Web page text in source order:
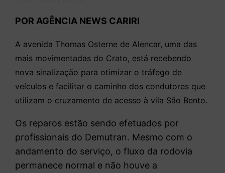
POR AGÊNCIA NEWS CARIRI
A avenida Thomas Osterne de Alencar, uma das
mais movimentadas do Crato, está recebendo
nova sinalização para otimizar o tráfego de
veículos e facilitar o caminho dos condutores que
utilizam o cruzamento de acesso à vila São Bento.
Os reparos estão sendo efetuados por
profissionais do Demutran. Mesmo com o
andamento do serviço, o fluxo da rodovia
permanece normal e não houve a